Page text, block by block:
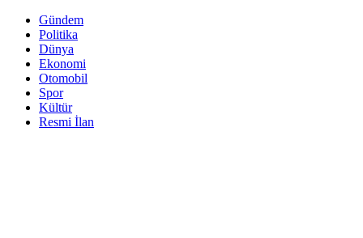
Gündem
Politika
Dünya
Ekonomi
Otomobil
Spor
Kültür
Resmi İlan